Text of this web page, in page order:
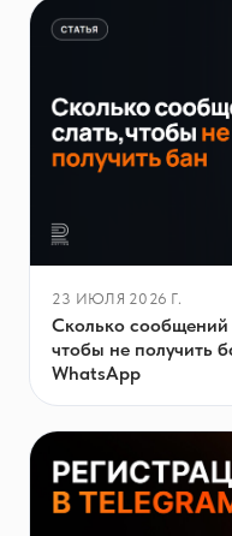
23 ИЮЛЯ 2026 Г.
Сколько сообщений
чтобы не получить
WhatsApp